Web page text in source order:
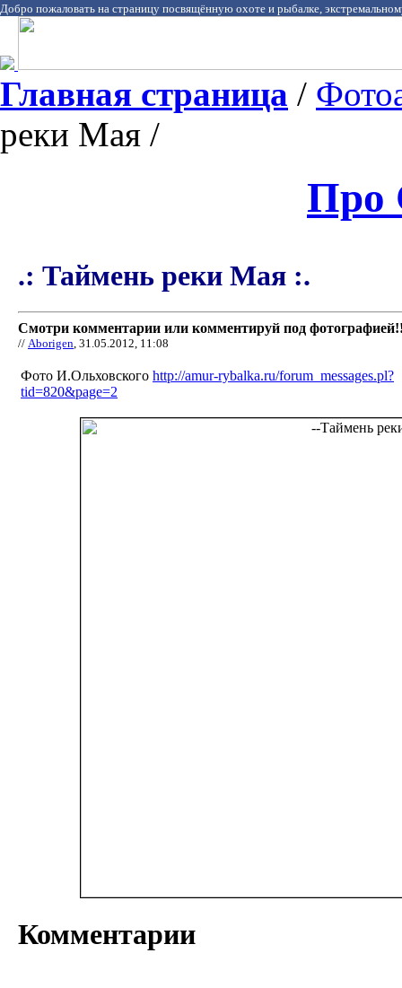
Добро пожаловать на страницу посвящённую охоте и рыбалке,
Главная страница /
реки Мая /
Про
.: Таймень реки Мая :.
Смотри комментарии или комментируй под
// Aborigen, 31.05.2012, 11:08
Фото И.Ольховского http://amur-rybalka.ru/forum_messages.pl?
tid=820&page=2
Комментарии